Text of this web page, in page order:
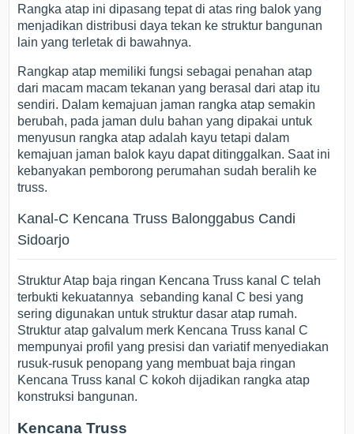
Rangka atap ini dipasang tepat di atas ring balok yang
menjadikan distribusi daya tekan ke struktur bangunan
lain yang terletak di bawahnya.
Rangkap atap memiliki fungsi sebagai penahan atap
dari macam macam tekanan yang berasal dari atap itu
sendiri. Dalam kemajuan jaman rangka atap semakin
berubah, pada jaman dulu bahan yang dipakai untuk
menyusun rangka atap adalah kayu tetapi dalam
kemajuan jaman balok kayu dapat ditinggalkan. Saat ini
kebanyakan pemborong perumahan sudah beralih ke
truss.
Kanal-C Kencana Truss Balonggabus Candi
Sidoarjo
Struktur Atap baja ringan Kencana Truss kanal C telah
terbukti kekuatannya sebanding kanal C besi yang
sering digunakan untuk struktur dasar atap rumah.
Struktur atap galvalum merk Kencana Truss kanal C
mempunyai profil yang presisi dan variatif menyediakan
rusuk-rusuk penopang yang membuat baja ringan
Kencana Truss kanal C kokoh dijadikan rangka atap
konstruksi bangunan.
Kencana Truss